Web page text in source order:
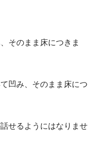
そのまま床につきま
凹み、そのまま床につ
せるようにはなりませ